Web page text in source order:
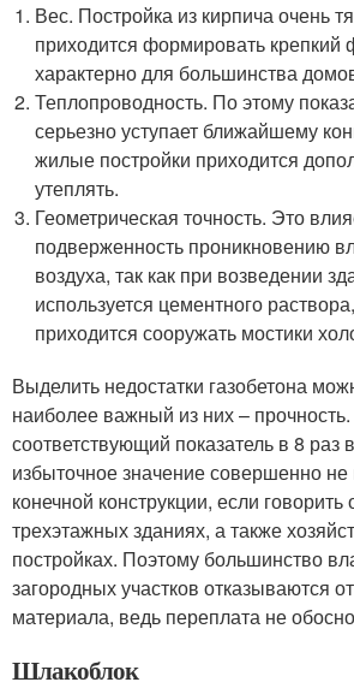
Вес. Постройка из кирпича очень
приходится формировать крепкий
характерно для большинства
Теплопроводность. По этому
серьезно уступает ближайшему
жилые постройки приходится
утеплять.
Геометрическая точность. Это
подверженность проникновению
воздуха, так как при возведении
используется цементного
приходится сооружать мостики
Выделить недостатки газобетона
наиболее важный из них –
соответствующий показатель в 8
избыточное значение совершенно не
конечной конструкции, если говорить
трехэтажных зданиях, а также
постройках. Поэтому большинство
загородных участков отказываются
материала, ведь переплата не
Шлакоблок